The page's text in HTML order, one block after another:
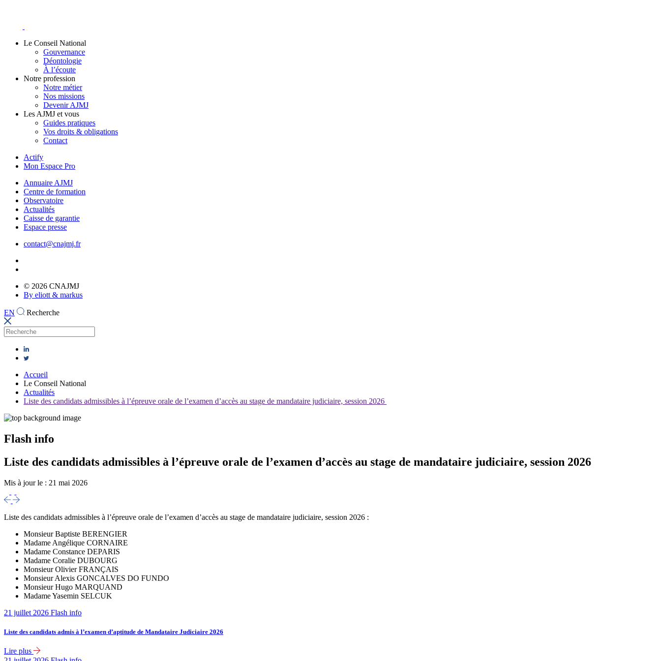
Le Conseil National
Gouvernance
Déontologie
À l’écoute
Notre profession
Notre métier
Nos missions
Devenir AJMJ
Les AJMJ et vous
Guides pratiques
Vos droits & obligations
Contact
Actify
Mon Espace Pro
Annuaire AJMJ
Centre de formation
Observatoire
Actualités
Caisse de garantie
Espace presse
contact@cnajmj.fr
© 2026 CNAJMJ
By eliott & markus
EN Recherche
Accueil
Le Conseil National
Actualités
Liste des candidats admissibles à l’épreuve orale de l’examen d’accès au stage de mandataire judiciaire, session 2026
Flash info
Liste des candidats admissibles à l’épreuve orale de l’examen d’accès au stage de mandataire judiciaire, session 2026
Mis à jour le : 21 mai 2026
Liste des candidats admissibles à l’épreuve orale de l’examen d’accès au stage de mandataire judiciaire, session 2026 :
Monsieur Baptiste BERENGIER
Madame Angélique CORNAIRE
Madame Constance DEPARIS
Madame Coralie DUBOURG
Monsieur Olivier FRANÇAIS
Monsieur Alexis GONCALVES DO FUNDO
Monsieur Hugo MARQUAND
Madame Yasemin SELCUK
21 juillet 2026 Flash info
Liste des candidats admis à l’examen d’aptitude de Mandataire Judiciaire 2026
Lire plus